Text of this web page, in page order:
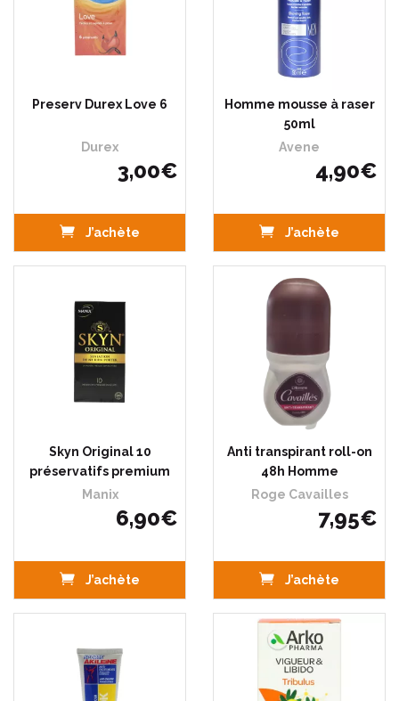
Preserv Durex Love 6
Durex
3,00€
J’achète
Homme mousse à raser
50ml
Avene
4,90€
J’achète
Skyn Original 10
préservatifs premium
Manix
6,90€
J’achète
Anti transpirant roll-on
48h Homme
Roge Cavailles
7,95€
J’achète